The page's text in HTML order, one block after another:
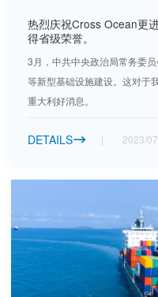
热烈庆祝Cross Ocean更
得省级荣誉。
3月，中共中央政治局常务委
等新型基础设施建设。这对于
重大利好消息。
DETAILS 2023/